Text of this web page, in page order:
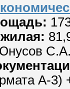
С.А.
А-3)